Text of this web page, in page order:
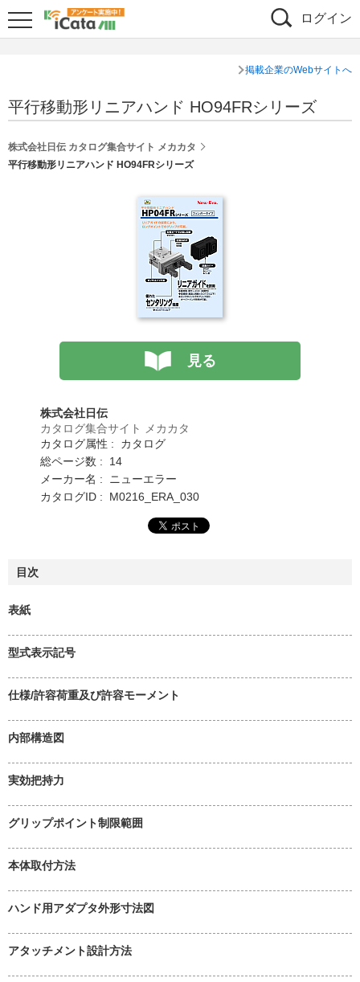
ログイン
掲載企業のWebサイトへ
平行移動形リニアハンド HO94FRシリーズ
株式会社日伝 カタログ集合サイト メカカタ
平行移動形リニアハンド HO94FRシリーズ
見る
株式会社日伝
カタログ集合サイト メカカタ
カタログ属性 : カタログ
総ページ数 : 14
メーカー名 : ニューエラー
カタログID : M0216_ERA_030
目次
表紙
型式表示記号
仕様/許容荷重及び許容モーメント
内部構造図
実効把持力
グリップポイント制限範囲
本体取付方法
ハンド用アダプタ外形寸法図
アタッチメント設計方法